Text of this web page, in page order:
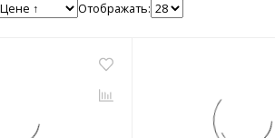
Отображать: